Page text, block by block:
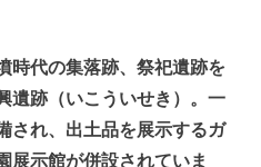
時代の集落跡、祭祀遺跡を
遺跡（いこういせき）。一
され、出土品を展示するガ
展示館が併設されていま